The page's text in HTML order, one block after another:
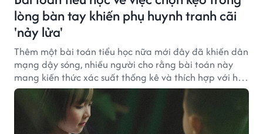
lòng bàn tay khiến phụ huynh tranh cãi
'nảy lửa'
Thêm một bài toán tiểu học nữa mới đây đã khiến dân
mạng dậy sóng, nhiều người cho rằng bài toán này
mang kiến thức xác suất thống kê và thích hợp với học
sinh THPT nhiều hơn.